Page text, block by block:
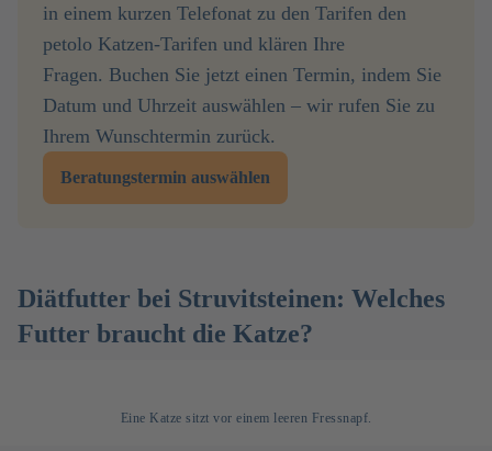
in einem kurzen Telefonat zu den Tarifen den
petolo Katzen-Tarifen und klären Ihre
Fragen. Buchen Sie jetzt einen Termin, indem Sie
Datum und Uhrzeit auswählen – wir rufen Sie zu
Ihrem Wunschtermin zurück.
Beratungstermin auswählen
Diätfutter bei Struvitsteinen: Welches
Futter braucht die Katze?
Eine Katze sitzt vor einem leeren Fressnapf.